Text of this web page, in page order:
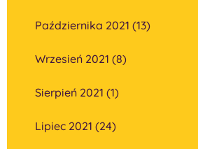
Października 2021 (13)
Wrzesień 2021 (8)
Sierpień 2021 (1)
Lipiec 2021 (24)